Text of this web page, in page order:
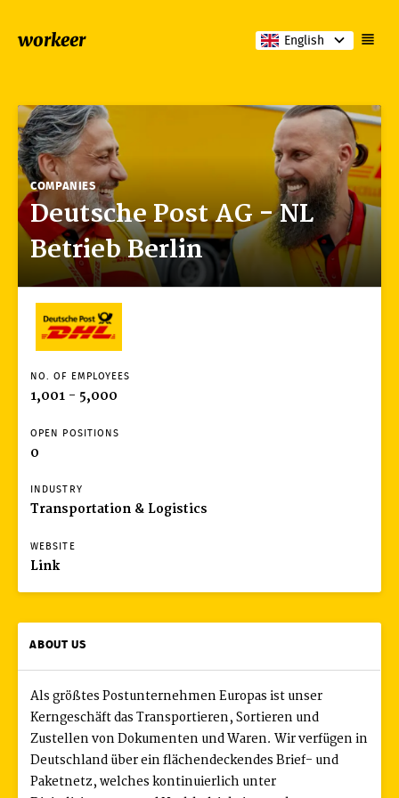
workeer English
COMPANIES
Deutsche Post AG - NL
Betrieb Berlin
NO. OF EMPLOYEES
1,001 - 5,000
OPEN POSITIONS
0
INDUSTRY
Transportation & Logistics
WEBSITE
Link
ABOUT US
Als größtes Postunternehmen Europas ist unser
Kerngeschäft das Transportieren, Sortieren und
Zustellen von Dokumenten und Waren. Wir verfügen in
Deutschland über ein flächendeckendes Brief- und
Paketnetz, welches kontinuierlich unter